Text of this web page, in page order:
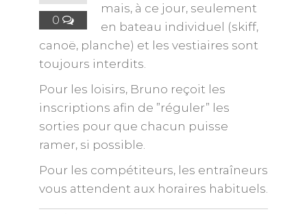
0
mais, à ce jour, seulement
en bateau individuel (skiff,
canoë, planche) et les vestiaires sont
toujours interdits.
Pour les loisirs, Bruno reçoit les
inscriptions afin de ”réguler” les
sorties pour que chacun puisse
ramer, si possible.
Pour les compétiteurs, les entraîneurs
vous attendent aux horaires habituels.